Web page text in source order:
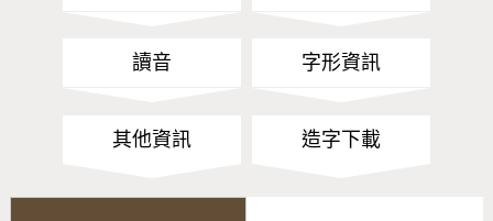
讀音 字形資訊
其他資訊 造字下載